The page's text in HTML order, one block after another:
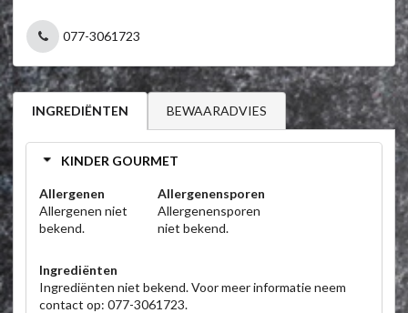
077-3061723
INGREDIËNTEN BEWAARADVIES
KINDER GOURMET
Allergenen
Allergenen niet
bekend.
Allergenensporen
Allergenensporen
niet bekend.
Ingrediënten
Ingrediënten niet bekend. Voor meer informatie neem
contact op: 077-3061723.